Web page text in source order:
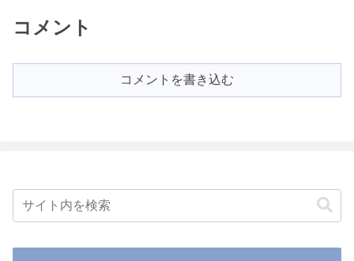
コメント
コメントを書き込む